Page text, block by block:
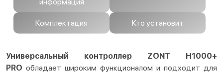
Комплектация Кто установит
Универсальный контроллер ZONT H1000+
PRO обладает широким функционалом и подходит для